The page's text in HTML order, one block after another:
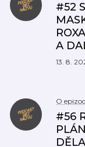
#52
A
13. 8.
O
#56